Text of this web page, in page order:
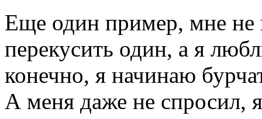
Еще один пример, мне не
перекусить один, а я
конечно, я начинаю
А меня даже не спросил,